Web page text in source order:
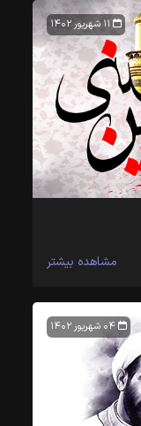
مشاهده بیشتر
۱۱ شهریور ۱۴۰۲
۰۴ شهریور ۱۴۰۲